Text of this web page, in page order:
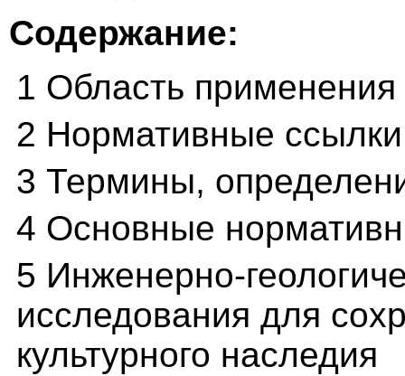
Содержание:
1 Область применения
2 Нормативные ссылки
3 Термины,
4 Основные
5 Инженерно-
исследования для
культурного наследия